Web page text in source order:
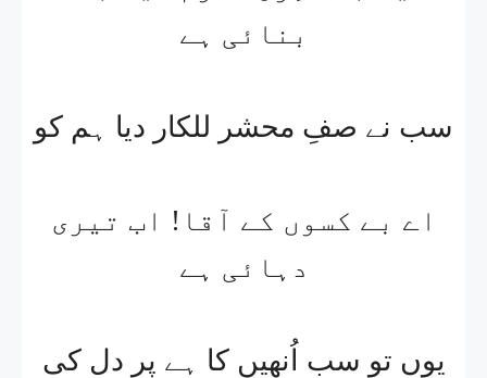
بنائی ہے
سب نے صفِ محشر للکار دیا ہم کو
اے بے کسوں کے آقا! اب تیری
دہائی ہے
یوں تو سب اُنھیں کا ہے پر دل کی